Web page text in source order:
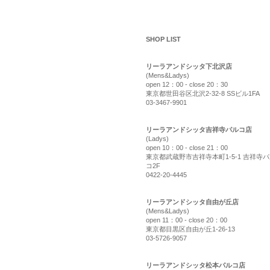
SHOP LIST
リーラアンドシッタ下北沢店
(Mens&Ladys)
open 12：00 - close 20：30
東京都世田谷区北沢2-32-8 SSビル1FA
03-3467-9901
リーラアンドシッタ吉祥寺パルコ店
(Ladys)
open 10：00 - close 21：00
東京都武蔵野市吉祥寺本町1-5-1 吉祥寺
コ2F
0422-20-4445
リーラアンドシッタ自由が丘店
(Mens&Ladys)
open 11：00 - close 20：00
東京都目黒区自由が丘1-26-13
03-5726-9057
リーラアンドシッタ松本パルコ店